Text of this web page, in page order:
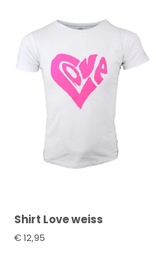
Shirt Love weiss
€12,95